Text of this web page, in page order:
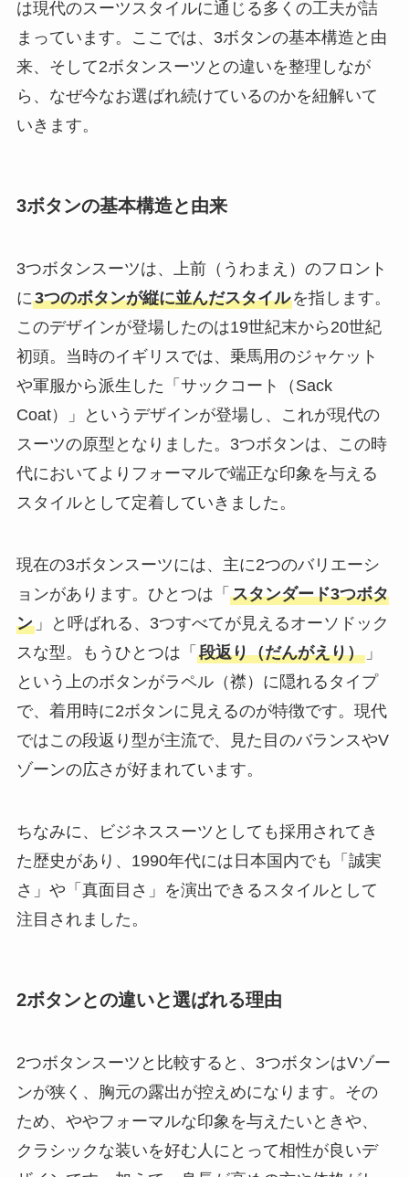
は現代のスーツスタイルに通じる多くの工夫が詰
まっています。ここでは、3ボタンの基本構造と由
来、そして2ボタンスーツとの違いを整理しなが
ら、なぜ今なお選ばれ続けているのかを紐解いて
いきます。
3ボタンの基本構造と由来
3つボタンスーツは、上前（うわまえ）のフロント
に3つのボタンが縦に並んだスタイルを指します。
このデザインが登場したのは19世紀末から20世紀
初頭。当時のイギリスでは、乗馬用のジャケット
や軍服から派生した「サックコート（Sack
Coat）」というデザインが登場し、これが現代の
スーツの原型となりました。3つボタンは、この時
代においてよりフォーマルで端正な印象を与える
スタイルとして定着していきました。
現在の3ボタンスーツには、主に2つのバリエーシ
ョンがあります。ひとつは「 スタンダード3つボタ
ン」と呼ばれる、3つすべてが見えるオーソドック
スな型。もうひとつは「 段返り（だんがえり）」
という上のボタンがラペル（襟）に隠れるタイプ
で、着用時に2ボタンに見えるのが特徴です。現代
ではこの段返り型が主流で、見た目のバランスやV
ゾーンの広さが好まれています。
ちなみに、ビジネススーツとしても採用されてき
た歴史があり、1990年代には日本国内でも「誠実
さ」や「真面目さ」を演出できるスタイルとして
注目されました。
2ボタンとの違いと選ばれる理由
2つボタンスーツと比較すると、3つボタンはVゾー
ンが狭く、胸元の露出が控えめになります。その
ため、ややフォーマルな印象を与えたいときや、
クラシックな装いを好む人にとって相性が良いデ